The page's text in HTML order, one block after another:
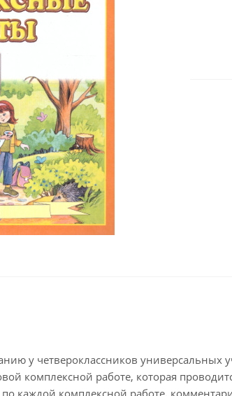
у четвероклассников универсальных
комплексной работе, которая